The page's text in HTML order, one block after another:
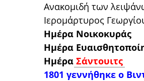
Ανακομιδή των
Ιερομάρτυρος
Ημέρα Νοικοκυράς
Ημέρα
Ημέρα Σάντουιτς
1801 γεννήθηκε ο